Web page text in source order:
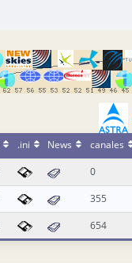
.ini News canales
0
355
654